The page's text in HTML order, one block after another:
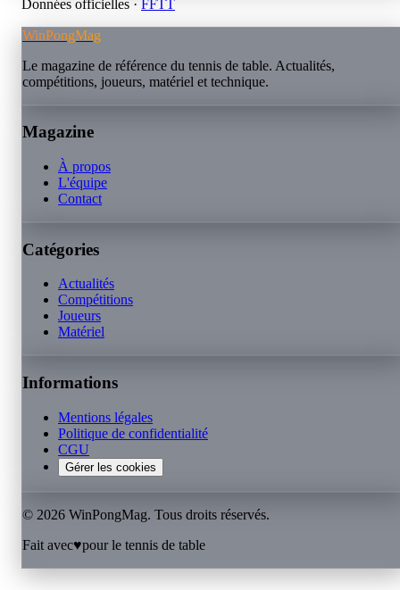
Données officielles · FFTT
WinPongMag
Le magazine de référence du tennis de table. Actualités,
compétitions, joueurs, matériel et technique.
Magazine
À propos
L'équipe
Contact
Catégories
Actualités
Compétitions
Joueurs
Matériel
Informations
Mentions légales
Politique de confidentialité
CGU
Gérer les cookies
© 2026 WinPongMag. Tous droits réservés.
Fait avec♥pour le tennis de table